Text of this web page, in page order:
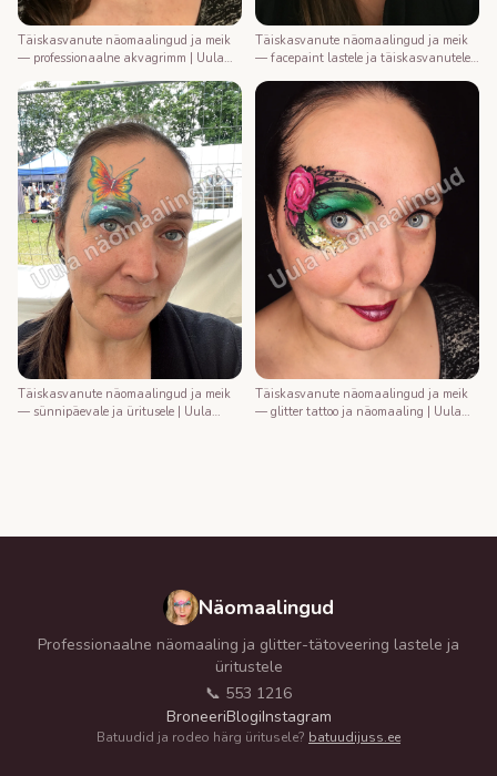
Täiskasvanute näomaalingud ja meik
— professionaalne akvagrimm | Uula
Täiskasvanute näomaalingud ja meik
— facepaint lastele ja täiskasvanutele |
Täiskasvanute näomaalingud ja meik
— sünnipäevale ja üritusele | Uula
Täiskasvanute näomaalingud ja meik
— glitter tattoo ja näomaaling | Uula
Näomaalingud
Professionaalne näomaaling ja glitter-tätoveering lastele ja
üritustele
📞 553 1216
BroneeriBlogiInstagram
Batuudid ja rodeo härg üritusele? batuudijuss.ee